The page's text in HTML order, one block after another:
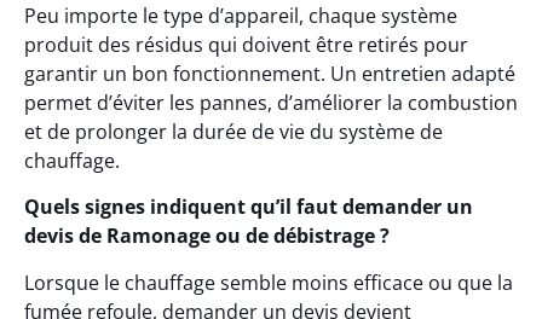
Peu importe le type d’appareil, chaque système
produit des résidus qui doivent être retirés pour
garantir un bon fonctionnement. Un entretien adapté
permet d’éviter les pannes, d’améliorer la combustion
et de prolonger la durée de vie du système de
chauffage.
Quels signes indiquent qu’il faut demander un
devis de Ramonage ou de débistrage ?
Lorsque le chauffage semble moins efficace ou que la
fumée refoule, demander un devis devient